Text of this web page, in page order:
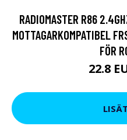
RADIOMASTER R86
MOTTAGARKOMPATIBEL
FÖR
22.8